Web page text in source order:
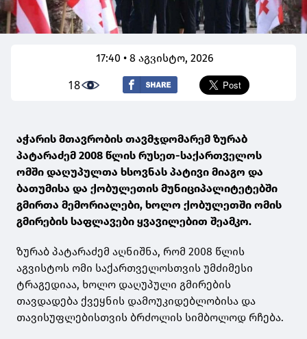
17:40 • 8 აგვისტო, 2026
18
აჭარის მთავრობის თავმჯდომარემ ზურაბ
პატარაძემ 2008 წლის რუსეთ-საქართველოს
ომში დაღუპულთა ხსოვნას პატივი მიაგო და
ბათუმისა და ქობულეთის მუნიციპალიტეტებში
გმირთა მემორიალები, ხოლო ქობულეთში ომის
გმირების საფლავები ყვავილებით შეამკო.
ზურაბ პატარაძემ აღნიშნა, რომ 2008 წლის
აგვისტოს ომი საქართველოსთვის უმძიმესი
ტრაგედიაა, ხოლო დაღუპული გმირების
თავდადება ქვეყნის დამოუკიდებლობისა და
თავისუფლებისთვის ბრძოლის სიმბოლოდ რჩება.